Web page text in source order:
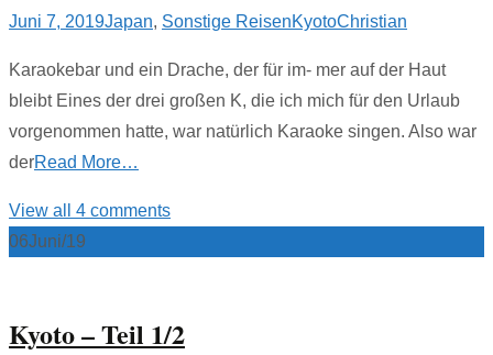
Juni 7, 2019Japan, Sonstige ReisenKyotoChristian
Karaokebar und ein Drache, der für im- mer auf der Haut
bleibt Eines der drei großen K, die ich mich für den Urlaub
vorgenommen hatte, war natürlich Karaoke singen. Also war
derRead More…
View all 4 comments
06Juni/19
Kyoto – Teil 1/2